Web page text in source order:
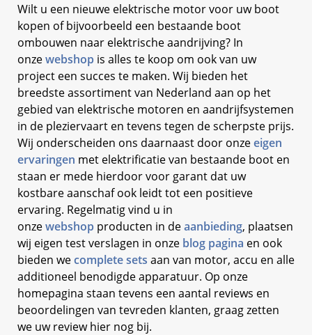
Wilt u een nieuwe elektrische motor voor uw boot
kopen of bijvoorbeeld een bestaande boot
ombouwen naar elektrische aandrijving? In
onzewebshop is alles te koop om ook van uw
project een succes te maken. Wij bieden het
breedste assortiment van Nederland aan op het
gebied van elektrische motoren en aandrijfsystemen
in de pleziervaart en tevens tegen de scherpste prijs.
Wij onderscheiden ons daarnaast door onzeeigen
ervaringen met elektrificatie van bestaande boot en
staan er mede hierdoor voor garant dat uw
kostbare aanschaf ook leidt tot een positieve
ervaring. Regelmatig vind u in
onzewebshop producten in deaanbieding, plaatsen
wij eigen test verslagen in onze blog pagina en ook
bieden wecomplete sets aan van motor, accu en alle
additioneel benodigde apparatuur. Op onze
homepagina staan tevens een aantal reviews en
beoordelingen van tevreden klanten, graag zetten
we uw review hier nog bij.